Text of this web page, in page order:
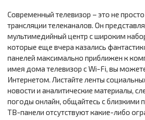
Современный телевизор – это не
трансляции телеканалов. Он
мультимедийный центр с широким
которые еще вчера казались
панелей максимально приближен к
имея дома телевизор с Wi-Fi, вы
Интернетом. Листайте ленты
новости и аналитические материалы,
погоды онлайн, общайтесь с близкими
ТВ-панели отсутствуют какие-либо